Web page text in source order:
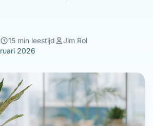
15 min leestijd
Jim Rol
2026